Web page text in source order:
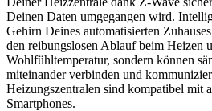
Deinen Daten umgegangen wird.
Gehirn Deines automatisierten
den reibungslosen Ablauf beim Heizen
Wohlfühltemperatur, sondern können
miteinander verbinden und
Heizungszentralen sind kompatibel mit
Smartphones.